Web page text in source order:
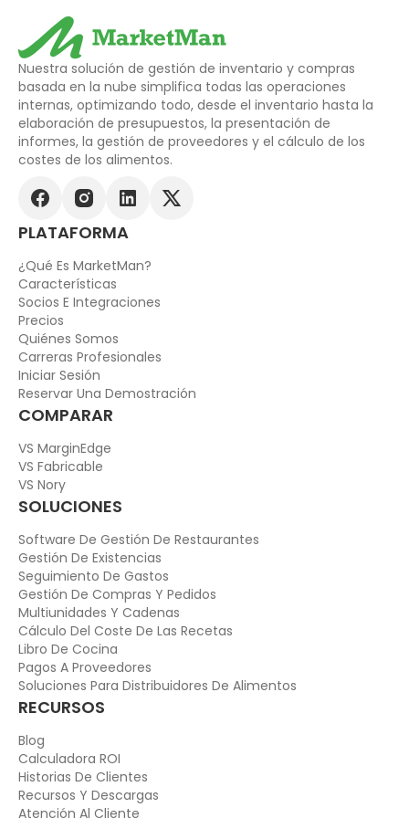
Nuestra solución de gestión de inventario y compras
basada en la nube simplifica todas las operaciones
internas, optimizando todo, desde el inventario hasta la
elaboración de presupuestos, la presentación de
informes, la gestión de proveedores y el cálculo de los
costes de los alimentos.
PLATAFORMA
¿Qué Es MarketMan?
Características
Socios E Integraciones
Precios
Quiénes Somos
Carreras Profesionales
Iniciar Sesión
Reservar Una Demostración
COMPARAR
VS MarginEdge
VS Fabricable
VS Nory
SOLUCIONES
Software De Gestión De Restaurantes
Gestión De Existencias
Seguimiento De Gastos
Gestión De Compras Y Pedidos
Multiunidades Y Cadenas
Cálculo Del Coste De Las Recetas
Libro De Cocina
Pagos A Proveedores
Soluciones Para Distribuidores De Alimentos
RECURSOS
Blog
Calculadora ROI
Historias De Clientes
Recursos Y Descargas
Atención Al Cliente